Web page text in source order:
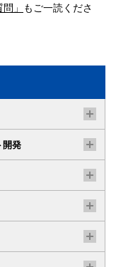
」 もご一読くださ
開発